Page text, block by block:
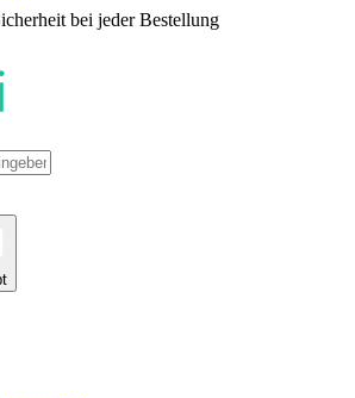
bei jeder Bestellung